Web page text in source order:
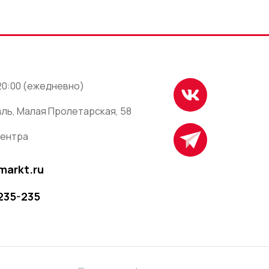
(ежедневно)
Малая Пролетарская, 58
235